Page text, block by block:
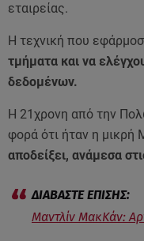
εταιρείας.
Η τεχνική που
τμήματα και να
δεδομένων.
Η 21χρονη από την
φορά ότι ήταν η μικρή
αποδείξει, ανάμεσα
Μαντλίν ΜακΚάν: